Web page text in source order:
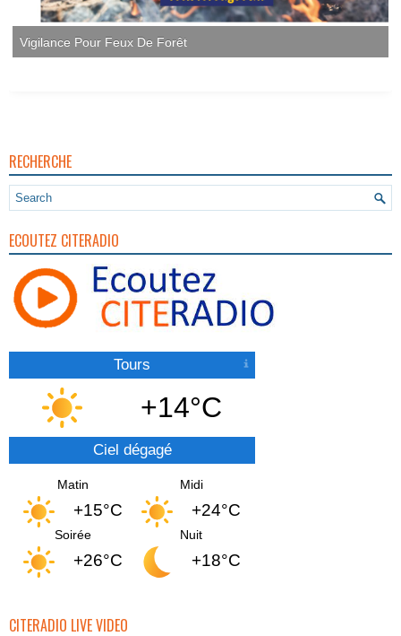
Vigilance Pour Feux De Forêt
RECHERCHE
ECOUTEZ CITERADIO
Tours
+14°C
Ciel dégagé
Matin
+15°C
Midi
+24°C
Soirée
+26°C
Nuit
+18°C
CITERADIO LIVE VIDEO